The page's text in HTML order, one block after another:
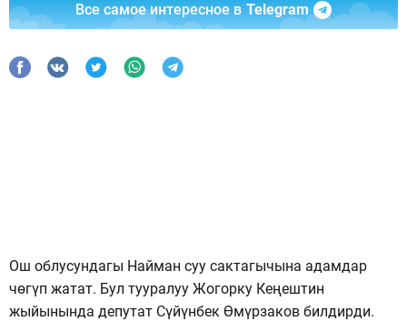
Все самое интересное в Telegram
Ош облусундагы Найман суу сактагычына адамдар
чөгүп жатат. Бул тууралуу Жогорку Кеңештин
жыйынында депутат Сүйүнбек Өмүрзаков билдирди.